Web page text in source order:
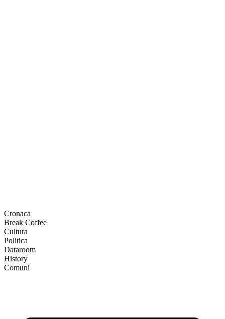
Cronaca
Break Coffee
Cultura
Politica
Dataroom
History
Comuni